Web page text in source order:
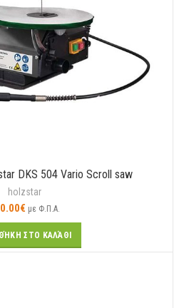
DKS 504 Vario Scroll saw
holzstar
€ με Φ.Π.Α.
ΣΤΟ ΚΑΛΆΘΙ